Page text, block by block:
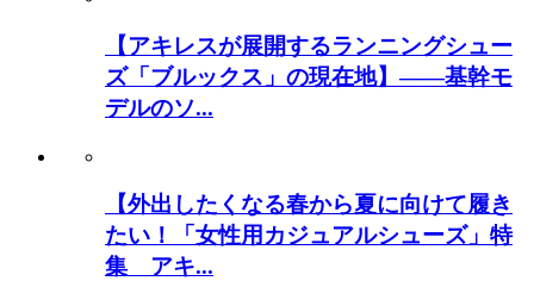
【アキレスが展開するランニングシュー
ズ「ブルックス」の現在地】――基幹モ
デルのソ...
【外出したくなる春から夏に向けて履き
たい！「女性用カジュアルシューズ」特
集 アキ...